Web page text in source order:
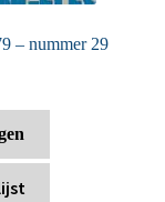
– nummer 29